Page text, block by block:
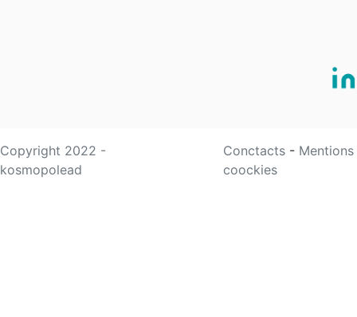
Copyright 2022 -
kosmopolead
Conctacts -
coockies